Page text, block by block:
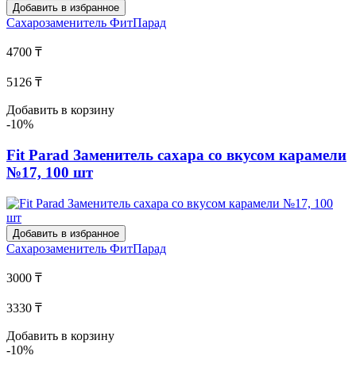
Добавить в избранное
Сахарозаменитель ФитПарад
4700 ₸
5126 ₸
Добавить в корзину
-10%
Fit Parad Заменитель сахара со вкусом карамели
№17, 100 шт
Добавить в избранное
Сахарозаменитель ФитПарад
3000 ₸
3330 ₸
Добавить в корзину
-10%